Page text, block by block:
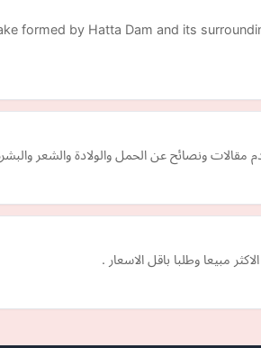
formed by Hatta Dam and its
مقالات ونصائح عن الحمل والولادة والشعر
مبيعا وطلبا باقل الاسعار .